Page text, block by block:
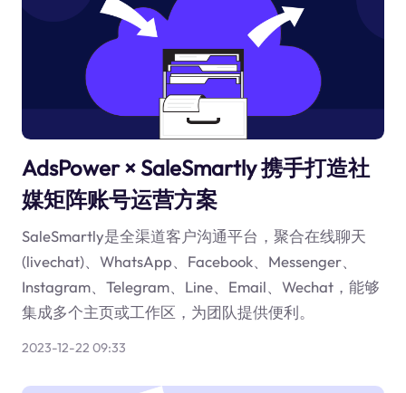
AdsPower × SaleSmartly 携手打造社
媒矩阵账号运营方案
SaleSmartly是全渠道客户沟通平台，聚合在线聊天
(livechat)、WhatsApp、Facebook、Messenger、
Instagram、Telegram、Line、Email、Wechat，能够
集成多个主页或工作区，为团队提供便利。
2023-12-22 09:33